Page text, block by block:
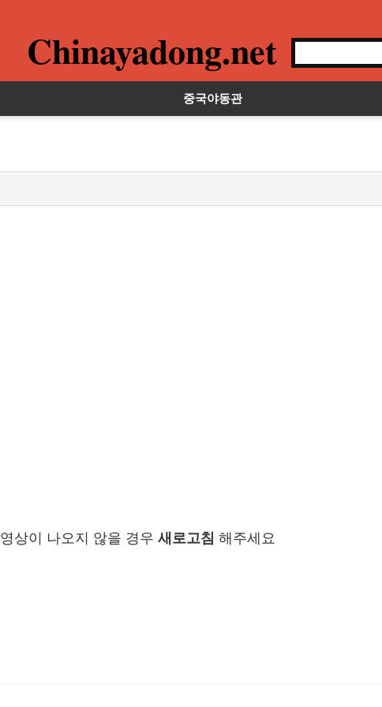
Chinayadong.net
중국야동관
영상이 나오지 않을 경우 새로고침 해주세요